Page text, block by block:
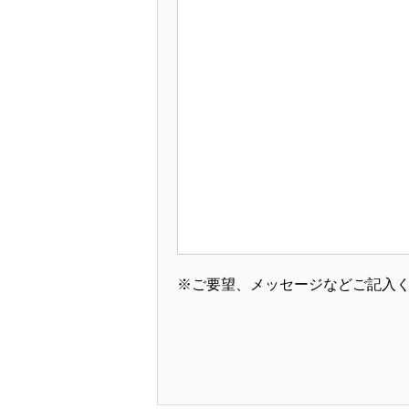
※ご要望、メッセージなどご記入